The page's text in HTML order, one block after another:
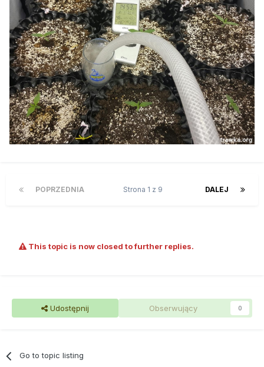
POPRZEDNIA DALEJ
Strona 1 z 9
This topic is now closed to further replies.
Udostępnij Obserwujący 0
Go to topic listing